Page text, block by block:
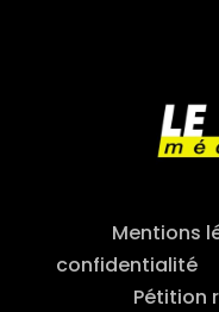
Mentions
confidentialité–
Pétition